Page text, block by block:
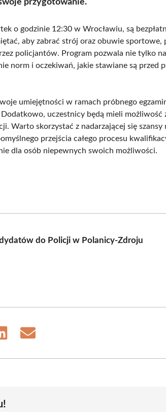
o godzinie 12:30 w Wrocławiu, są
aby zabrać strój oraz obuwie sportowe,
policjantów. Program pozwala nie tylko
norm i oczekiwań, jakie stawiane są przed
umiejętności w ramach próbnego
uczestnicy będą mieli możliwość
Warto skorzystać z nadarzającej się szansy
przejścia całego procesu
dla osób niepewnych swoich możliwości.
do Policji w Polanicy-Zdroju
Share
Share